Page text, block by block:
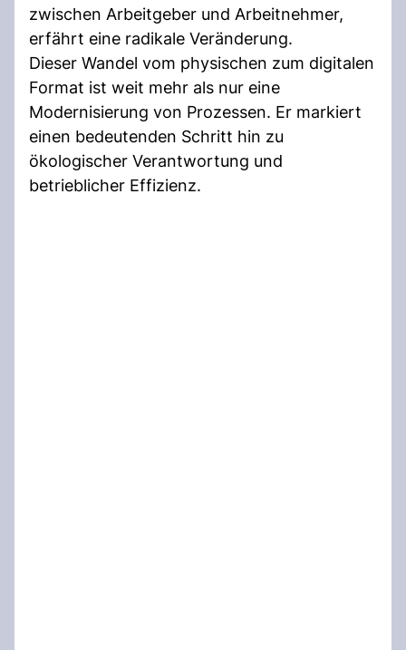
zwischen Arbeitgeber und Arbeitnehmer,
erfährt eine radikale Veränderung.
Dieser Wandel vom physischen zum digitalen
Format ist weit mehr als nur eine
Modernisierung von Prozessen. Er markiert
einen bedeutenden Schritt hin zu
ökologischer Verantwortung und
betrieblicher Effizienz.